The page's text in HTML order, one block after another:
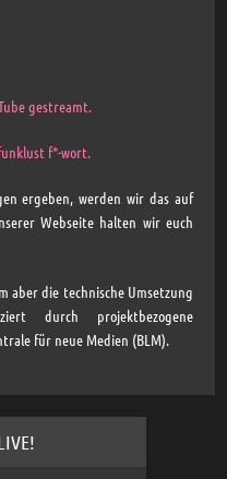
gestreamt.
f*-wort.
ergeben, werden wir das auf
Webseite halten wir euch
aber die technische Umsetzung
durch projektbezogene
für neue Medien (BLM).